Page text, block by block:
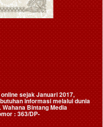
sejak Januari 2017,
informasi melalui dunia
Wahana Bintang Media
: 363/DP-